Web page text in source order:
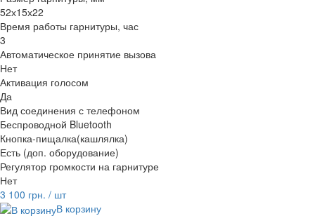
52х15х22
Время работы гарнитуры, час
3
Автоматическое принятие вызова
Нет
Активация голосом
Да
Вид соединения с телефоном
Беспроводной Bluetooth
Кнопка-пищалка(кашлялка)
Есть (доп. оборудование)
Регулятор громкости на гарнитуре
Нет
3 100 грн. / шт
В корзину